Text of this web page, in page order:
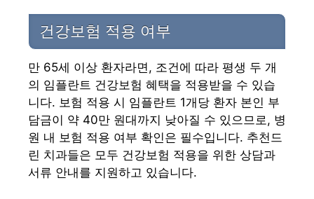
건강보험 적용 여부
만 65세 이상 환자라면, 조건에 따라 평생 두 개
의 임플란트 건강보험 혜택을 적용받을 수 있습
니다. 보험 적용 시 임플란트 1개당 환자 본인 부
담금이 약 40만 원대까지 낮아질 수 있으므로, 병
원 내 보험 적용 여부 확인은 필수입니다. 추천드
린 치과들은 모두 건강보험 적용을 위한 상담과
서류 안내를 지원하고 있습니다.